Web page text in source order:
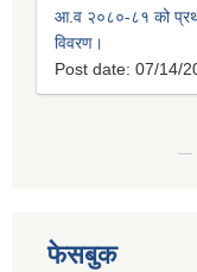
आ.व २०८०-८१ को प्रथम
विवरण।
Post date: 07/14/
फेसबुक